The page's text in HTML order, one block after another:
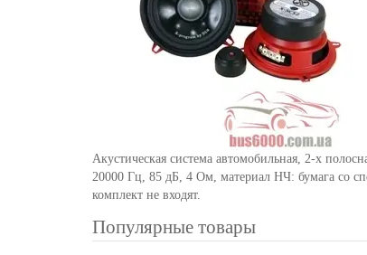
Акустическая система автомобильная, 2-х
20000 Гц, 85 дБ, 4 Ом, материал НЧ: бумага со
комплект не входят.
Популярные товары